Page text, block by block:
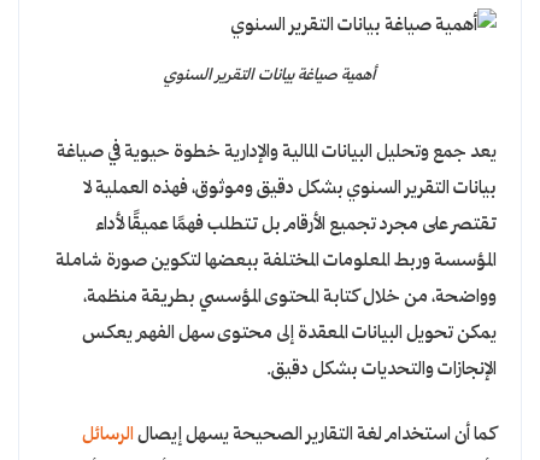
أهمية صياغة بيانات التقرير السنوي
يعد جمع وتحليل البيانات المالية والإدارية خطوة حيوية في صياغة
بيانات التقرير السنوي بشكل دقيق وموثوق، فهذه العملية لا
تقتصر على مجرد تجميع الأرقام بل تتطلب فهمًا عميقًا لأداء
المؤسسة وربط المعلومات المختلفة ببعضها لتكوين صورة شاملة
وواضحة، من خلال كتابة المحتوى المؤسسي بطريقة منظمة،
يمكن تحويل البيانات المعقدة إلى محتوى سهل الفهم يعكس
الإنجازات والتحديات بشكل دقيق.
كما أن استخدام لغة التقارير الصحيحة يسهل إيصالالرسائل